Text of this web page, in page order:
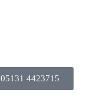
05131 4423715